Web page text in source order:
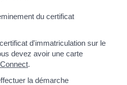
du certificat
d'immatriculation sur le
devez avoir une carte
.
la démarche